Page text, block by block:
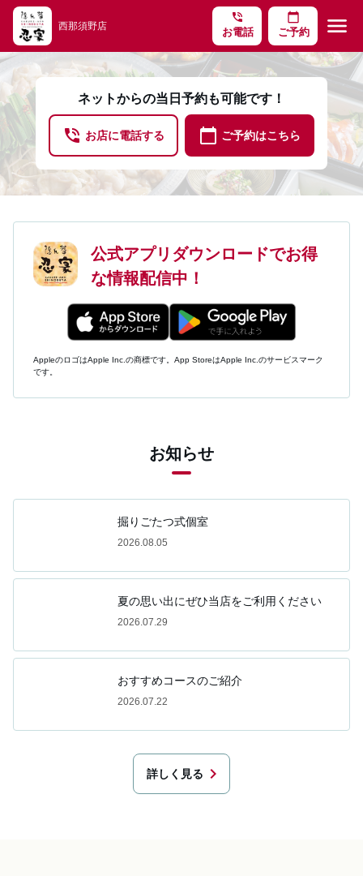
phone_in_talk
お電話
calendar_today
ご予約 menu
西那須野店
ネットからの当日予約も可能です！
phone_in_talk お店に電話する calendar_today ご予約はこちら
公式アプリダウンロードでお得
な情報配信中！
AppleのロゴはApple Inc.の商標です。App StoreはApple Inc.のサービスマーク
です。
お知らせ
掘りごたつ式個室
2026.08.05
夏の思い出にぜひ当店をご利用ください
2026.07.29
おすすめコースのご紹介
2026.07.22
詳しく見る chevron_right